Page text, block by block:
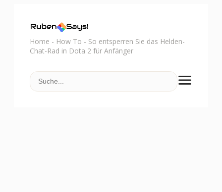
Home - How To - So entsperren Sie das Helden-
Chat-Rad in Dota 2 für Anfänger